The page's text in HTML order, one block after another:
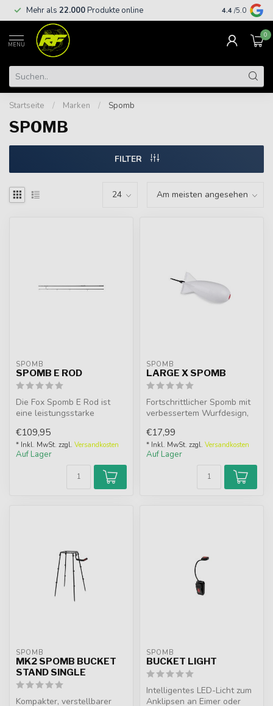
Mehr als 22.000Produkte online Kostenloser
€
4.4 /5.0
MENU
0
Startseite / Marken / Spomb
SPOMB
FILTER
SPOMB
SPOMB E ROD
Die Fox Spomb E Rod ist
eine leistungsstarke
high modu...
€109,95
* Inkl. MwSt. zzgl. Versandkosten
Auf Lager
SPOMB
LARGE X SPOMB
Fortschrittlicher Spomb mit
verbessertem Wurfdesign,
...
€17,99
* Inkl. MwSt. zzgl. Versandkosten
Auf Lager
SPOMB
MK2 SPOMB BUCKET
STAND SINGLE
Kompakter, verstellbarer
SPOMB
BUCKET LIGHT
Intelligentes LED-Licht zum
Anklipsen an Eimer oder